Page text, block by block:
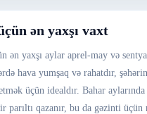
ən yaxşı vaxt
ən yaxşı aylar aprel-may və
hava yumşaq və rahatdır, şəhərin
üçün idealdır. Bahar
parıltı qazanır, bu da gəzinti